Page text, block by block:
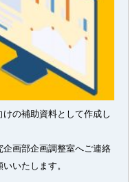
の補助資料として作成し
画部企画調整室へご連絡
いたします。